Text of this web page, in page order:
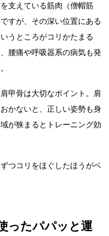
支えている筋肉（僧帽筋
すが、その深い位置にある
うところがコリかたまる
腰痛や呼吸器系の病気も発
甲骨は大切なポイント。肩
かないと、正しい姿勢も身
が狭まるとトレーニング効
つコリをほぐしたほうがベ
ったパパッと運